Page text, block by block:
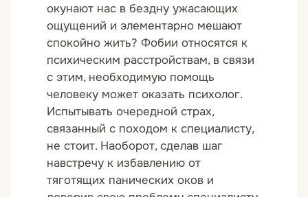
окунают нас в бездну ужасающих
ощущений и элементарно мешают
спокойно жить? Фобии относятся к
психическим расстройствам, в связи
с этим, необходимую помощь
человеку может оказать психолог.
Испытывать очередной страх,
связанный с походом к специалисту,
не стоит. Наоборот, сделав шаг
навстречу к избавлению от
тяготящих панических оков и